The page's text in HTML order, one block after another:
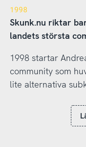
1998
Skunk.nu riktar
landets största
1998 startar
community som
lite alternativa